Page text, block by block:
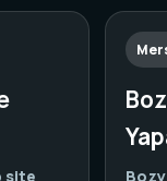
site